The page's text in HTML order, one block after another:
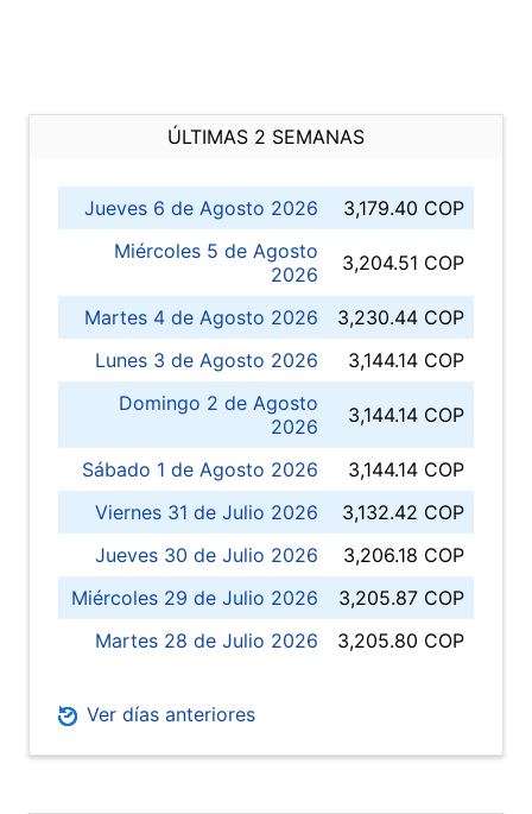
ÚLTIMAS 2 SEMANAS
Jueves 6 de Agosto 2026
3,179.40 COP
Miércoles 5 de Agosto
2026
3,204.51 COP
Martes 4 de Agosto 2026
3,230.44 COP
Lunes 3 de Agosto 2026
3,144.14 COP
Domingo 2 de Agosto
2026
3,144.14 COP
Sábado 1 de Agosto 2026
3,144.14 COP
Viernes 31 de Julio 2026
3,132.42 COP
Jueves 30 de Julio 2026
3,206.18 COP
Miércoles 29 de Julio 2026
3,205.87 COP
Martes 28 de Julio 2026
3,205.80 COP
Ver días anteriores